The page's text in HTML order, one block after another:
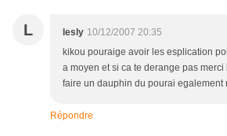
L lesly 10/12/2007 20:35
kikou pouraige avoir les esplication
a moyen et si ca te derange pas
faire un dauphin du pourai egalement
Répondre